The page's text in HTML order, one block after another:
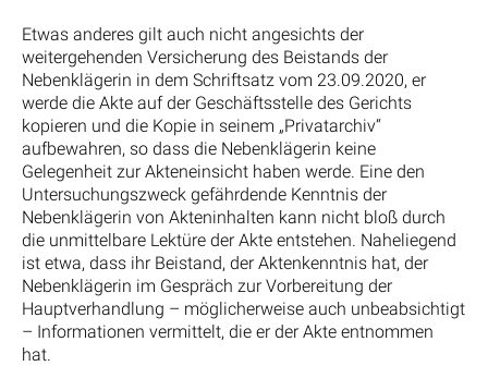
Etwas anderes gilt auch nicht angesichts der
weitergehenden Versicherung des Beistands der
Nebenklägerin in dem Schriftsatz vom 23.09.2020, er
werde die Akte auf der Geschäftsstelle des Gerichts
kopieren und die Kopie in seinem „Privatarchiv“
aufbewahren, so dass die Nebenklägerin keine
Gelegenheit zur Akteneinsicht haben werde. Eine den
Untersuchungszweck gefährdende Kenntnis der
Nebenklägerin von Akteninhalten kann nicht bloß durch
die unmittelbare Lektüre der Akte entstehen. Naheliegend
ist etwa, dass ihr Beistand, der Aktenkenntnis hat, der
Nebenklägerin im Gespräch zur Vorbereitung der
Hauptverhandlung – möglicherweise auch unbeabsichtigt
– Informationen vermittelt, die er der Akte entnommen
hat.